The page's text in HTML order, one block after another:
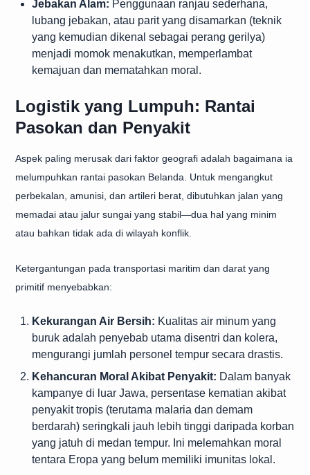
Jebakan Alam: Penggunaan ranjau sederhana,
lubang jebakan, atau parit yang disamarkan (teknik
yang kemudian dikenal sebagai perang gerilya)
menjadi momok menakutkan, memperlambat
kemajuan dan mematahkan moral.
Logistik yang Lumpuh: Rantai
Pasokan dan Penyakit
Aspek paling merusak dari faktor geografi adalah bagaimana ia
melumpuhkan rantai pasokan Belanda. Untuk mengangkut
perbekalan, amunisi, dan artileri berat, dibutuhkan jalan yang
memadai atau jalur sungai yang stabil—dua hal yang minim
atau bahkan tidak ada di wilayah konflik.
Ketergantungan pada transportasi maritim dan darat yang
primitif menyebabkan:
Kekurangan Air Bersih: Kualitas air minum yang
buruk adalah penyebab utama disentri dan kolera,
mengurangi jumlah personel tempur secara drastis.
Kehancuran Moral Akibat Penyakit: Dalam banyak
kampanye di luar Jawa, persentase kematian akibat
penyakit tropis (terutama malaria dan demam
berdarah) seringkali jauh lebih tinggi daripada korban
yang jatuh di medan tempur. Ini melemahkan moral
tentara Eropa yang belum memiliki imunitas lokal.